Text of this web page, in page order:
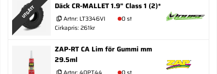
UTGÅTT Däck CR-MALLET 1.9" Class 1 (2)*
Artnr: LT3346VI
0 st
Cirkapris: 261kr
ZAP-RT CA Lim för Gummi mm
29.5ml